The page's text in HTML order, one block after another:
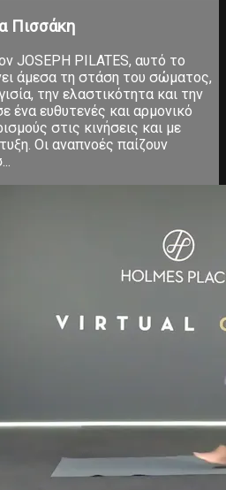
Πισσάκη
JOSEPH PILATES, αυτό το
άμεσα τη στάση του σώματος,
την ελαστικότητα και την
ένα ευθυτενές και αρμονικό
στις κινήσεις και με
Οι αναπνοές παίζουν